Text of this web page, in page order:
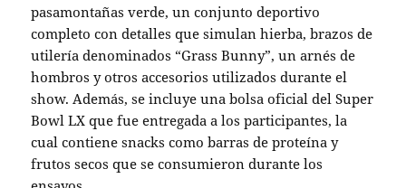
pasamontañas verde, un conjunto deportivo
completo con detalles que simulan hierba, brazos de
utilería denominados “Grass Bunny”, un arnés de
hombros y otros accesorios utilizados durante el
show. Además, se incluye una bolsa oficial del Super
Bowl LX que fue entregada a los participantes, la
cual contiene snacks como barras de proteína y
frutos secos que se consumieron durante los